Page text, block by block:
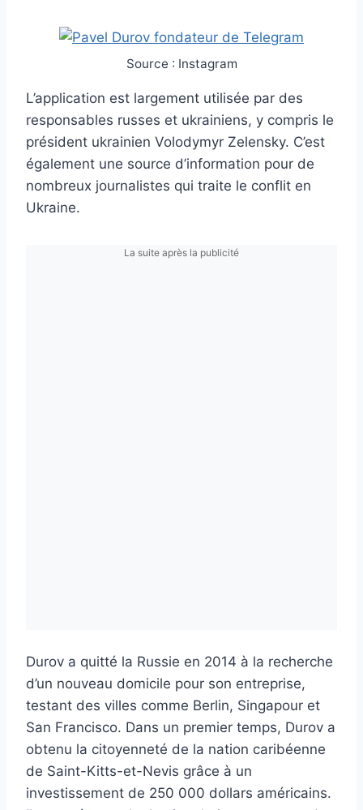
Source : Instagram
L’application est largement utilisée par des
responsables russes et ukrainiens, y compris le
président ukrainien Volodymyr Zelensky. C’est
également une source d’information pour de
nombreux journalistes qui traite le conflit en
Ukraine.
La suite après la publicité
Durov a quitté la Russie en 2014 à la recherche
d’un nouveau domicile pour son entreprise,
testant des villes comme Berlin, Singapour et
San Francisco. Dans un premier temps, Durov a
obtenu la citoyenneté de la nation caribéenne
de Saint-Kitts-et-Nevis grâce à un
investissement de 250 000 dollars américains.